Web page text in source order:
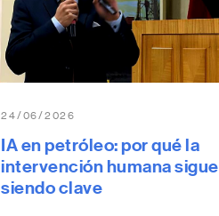
24/06/2026
IA en petróleo: por qué la
intervención humana sigue
siendo clave